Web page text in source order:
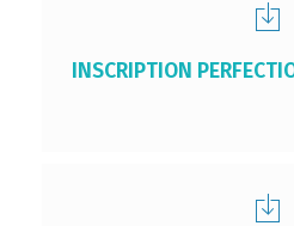
INSCRIPTION